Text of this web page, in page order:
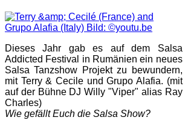
Dieses Jahr gab es auf dem Salsa
Addicted Festival in Rumänien ein neues
Salsa Tanzshow Projekt zu bewundern,
mit Terry & Cecile und Grupo Alafia. (mit
auf der Bühne DJ Willy "Viper" alias Ray
Charles)
Wie gefällt Euch die Salsa Show?